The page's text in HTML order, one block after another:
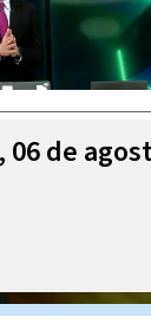
06 de